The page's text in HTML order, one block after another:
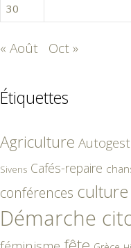
30
« Août Oct »
Étiquettes
Agriculture
Sivens Cafés-repaire
conférences culture
Démarche